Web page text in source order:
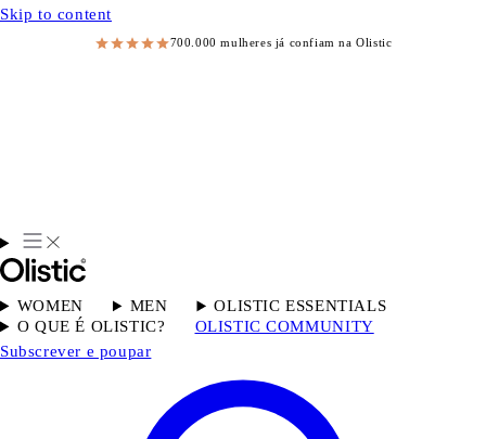
Skip to content
700.000 mulheres já confiam na Olistic
WOMEN MEN
OLISTIC ESSENTIALS
O QUE É OLISTIC?
OLISTIC COMMUNITY
Subscrever e poupar